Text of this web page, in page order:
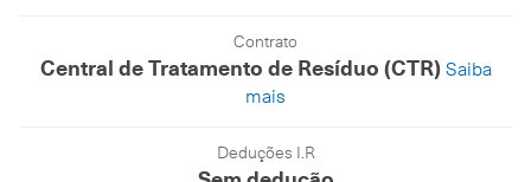
Contrato
Central de Tratamento de Resíduo (CTR) Saiba
mais
Deduções I.R